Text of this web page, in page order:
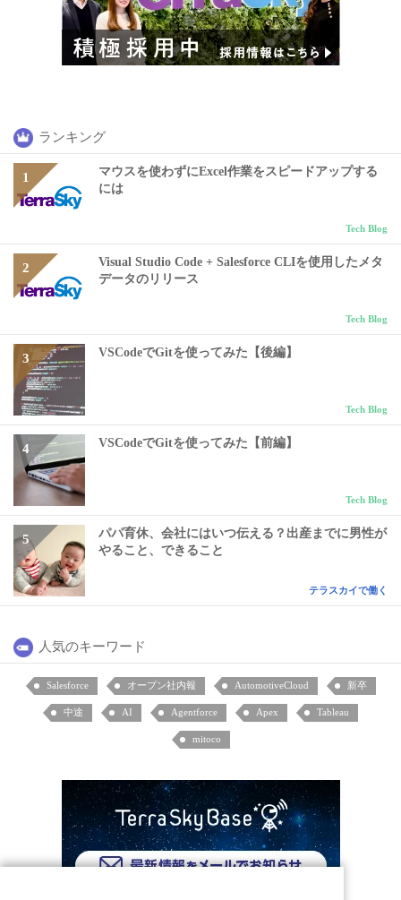
ランキング
マウスを使わずにExcel作業をスピードアップする
には
Tech Blog
Visual Studio Code + Salesforce CLIを使用したメタ
データのリリース
Tech Blog
VSCodeでGitを使ってみた【後編】
Tech Blog
VSCodeでGitを使ってみた【前編】
Tech Blog
パパ育休、会社にはいつ伝える？出産までに男性が
やること、できること
テラスカイで働く
人気のキーワード
Salesforce オープン社内報 AutomotiveCloud 新卒
中途 AI Agentforce Apex Tableau
mitoco